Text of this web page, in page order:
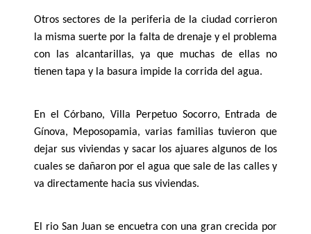
Otros sectores de la periferia de la ciudad corrieron
la misma suerte por la falta de drenaje y el problema
con las alcantarillas, ya que muchas de ellas no
tienen tapa y la basura impide la corrida del agua.
En el Córbano, Villa Perpetuo Socorro, Entrada de
Gínova, Meposopamia, varias familias tuvieron que
dejar sus viviendas y sacar los ajuares algunos de los
cuales se dañaron por el agua que sale de las calles y
va directamente hacia sus viviendas.
El rio San Juan se encuetra con una gran crecida por